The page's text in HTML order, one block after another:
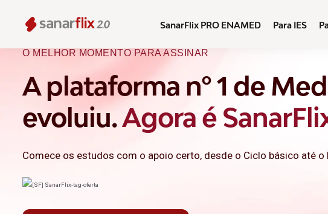
SanarFlix PRO ENAMED Para IES
O MELHOR MOMENTO PARA ASSINAR
A plataforma nº 1 de
evoluiu.Agora é
Comece os estudos com o apoio certo, desde o Ciclo básico até o